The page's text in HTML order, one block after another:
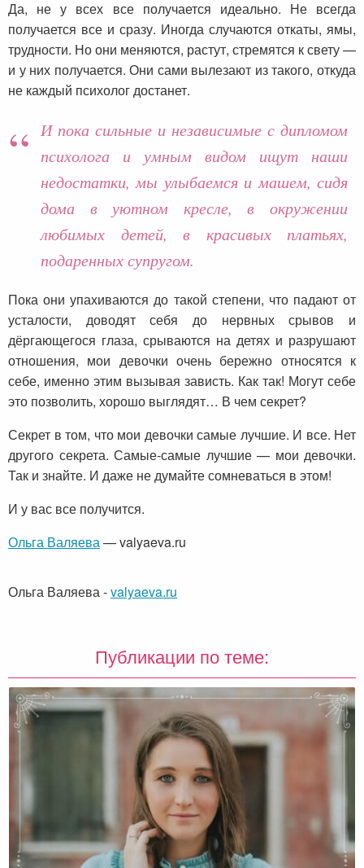
Да, не у всех все получается идеально. Не всегда
получается все и сразу. Иногда случаются откаты, ямы,
трудности. Но они меняются, растут, стремятся к свету —
и у них получается. Они сами вылезают из такого, откуда
не каждый психолог достанет.
И пока сильные и независимые с дипломом
психолога и умным видом ищут наши
недостатки, мы улыбаемся и машем, сидя
дома в уютном кресле, в окружении
любимых детей, в красивых платьях,
подаренных супругом.
Пока они упахиваются до такой степени, что падают от
усталости, доводят себя до нервных срывов и
дёргающегося глаза, срываются на детях и разрушают
отношения, мои девочки очень бережно относятся к
себе, именно этим вызывая зависть. Как так! Могут себе
это позволить, хорошо выглядят… В чем секрет?
Секрет в том, что мои девочки самые лучшие. И все. Нет
другого секрета. Самые-самые лучшие — мои девочки.
Так и знайте. И даже не думайте сомневаться в этом!
И у вас все получится.
Ольга Валяева— valyaeva.ru
Ольга Валяева-valyaeva.ru
Публикации по теме: